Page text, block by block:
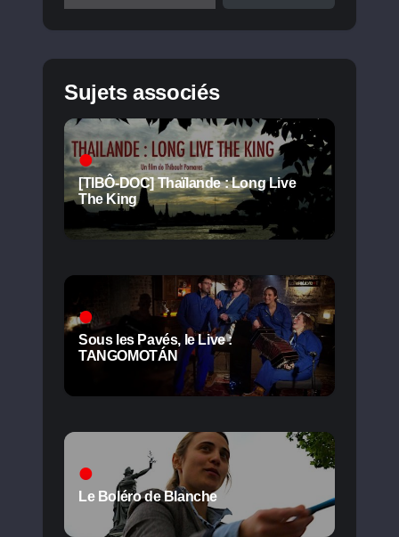
Sujets associés
[TIBÔ-DOC] Thaïlande : Long Live
The King
Sous les Pavés, le Live :
TANGOMOTÁN
Le Boléro de Blanche